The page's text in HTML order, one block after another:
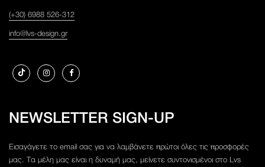
(+30) 6988 526-312
info@lvs-design.gr
NEWSLETTER SIGN-UP
Εισαγάγετε το email σας για να λαμβάνετε πρώτοι όλες τις προσφορές
μας. Τα μέλη μας είναι η δυναμή μας, μείνετε συντονισμένοι στο Lvs